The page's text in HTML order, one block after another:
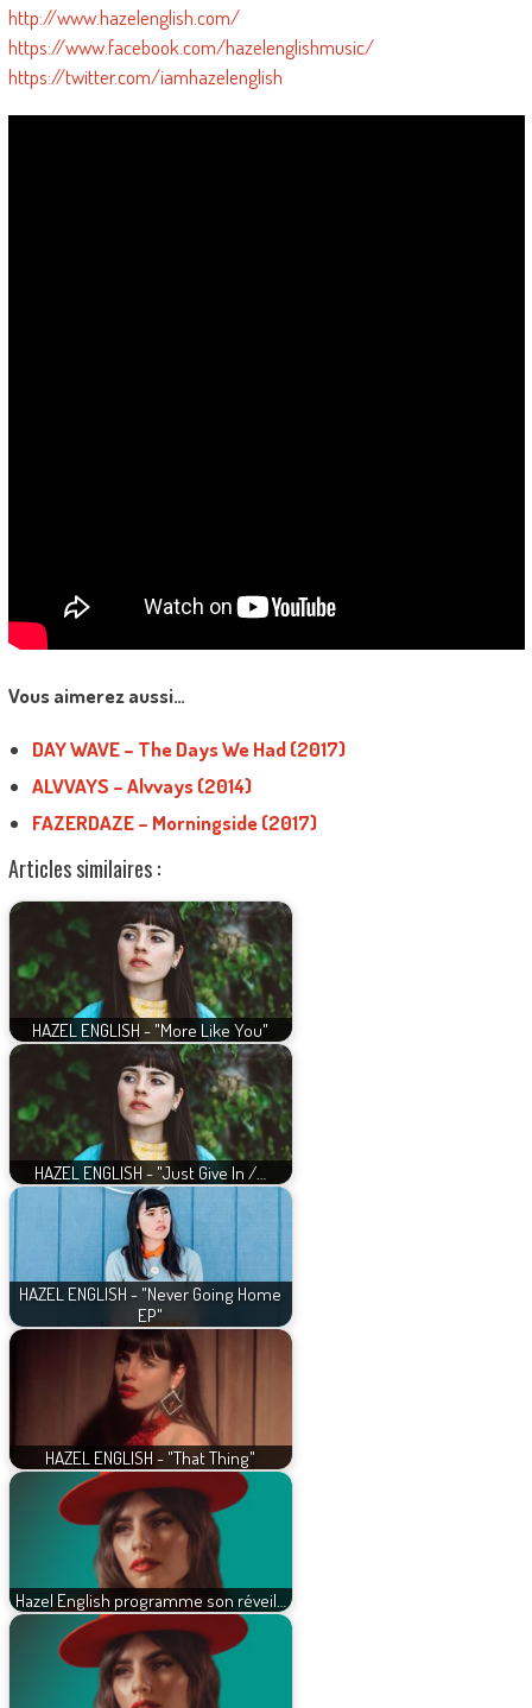
http://www.hazelenglish.com/
https://www.facebook.com/hazelenglishmusic/
https://twitter.com/iamhazelenglish
Vous aimerez aussi…
DAY WAVE – The Days We Had (2017)
ALVVAYS – Alvvays (2014)
FAZERDAZE – Morningside (2017)
Articles similaires :
HAZEL ENGLISH - "More Like You"
HAZEL ENGLISH - "Just Give In /…
HAZEL ENGLISH - "Never Going Home
EP"
HAZEL ENGLISH - "That Thing"
Hazel English programme son réveil…